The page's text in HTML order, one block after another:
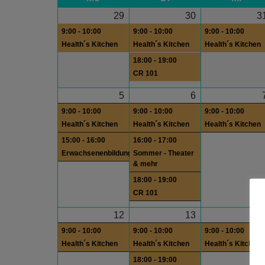
29
9:00 - 10:00
Health´s Kitchen
30
9:00 - 10:00
Health´s Kitchen
18:00 - 19:00
CR 101
9:00 - 10:00
Health´s Kitchen
5
9:00 - 10:00
Health´s Kitchen
15:00 - 16:00
Erwachsenenbildung
6
9:00 - 10:00
Health´s Kitchen
16:00 - 17:00
Sommer - Theater
& mehr
18:00 - 19:00
CR 101
9:00 - 10:00
Health´s Kitchen
12
9:00 - 10:00
Health´s Kitchen
13
9:00 - 10:00
Health´s Kitchen
18:00 - 19:00
9:00 - 10:00
Health´s Kitchen